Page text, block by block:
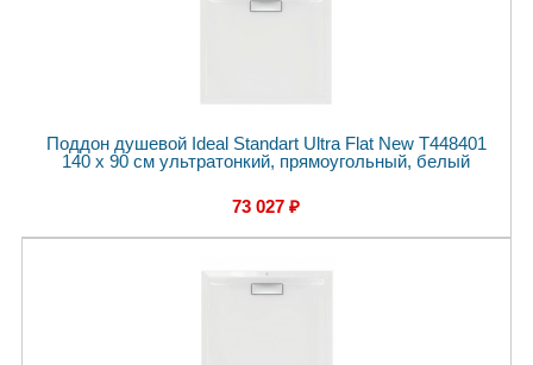
Поддон душевой Ideal Standart Ultra Flat New T448401
140 x 90 см ультратонкий, прямоугольный, белый
73 027 ₽